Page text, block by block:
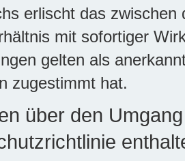
erlischt das
mit sofortiger
gelten als
zugestimmt hat.
über den